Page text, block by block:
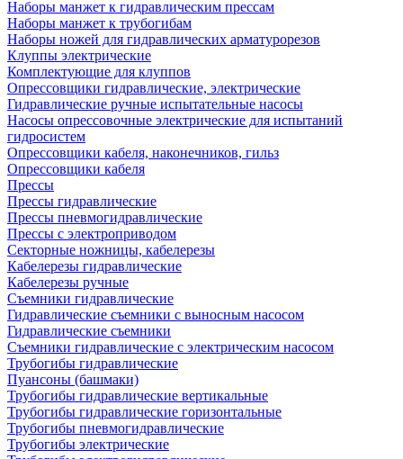
Наборы манжет к гидравлическим прессам
Наборы манжет к трубогибам
Наборы ножей для гидравлических арматурорезов
Клуппы электрические
Комплектующие для клуппов
Опрессовщики гидравлические, электрические
Гидравлические ручные испытательные насосы
Насосы опрессовочные электрические для испытаний
гидросистем
Опрессовщики кабеля, наконечников, гильз
Опрессовщики кабеля
Прессы
Прессы гидравлические
Прессы пневмогидравлические
Прессы с электроприводом
Секторные ножницы, кабелерезы
Кабелерезы гидравлические
Кабелерезы ручные
Съемники гидравлические
Гидравлические cъемники с выносным насосом
Гидравлические съемники
Съемники гидравлические с электрическим насосом
Трубогибы гидравлические
Пуансоны (башмаки)
Трубогибы гидравлические вертикальные
Трубогибы гидравлические горизонтальные
Трубогибы пневмогидравлические
Трубогибы электрические